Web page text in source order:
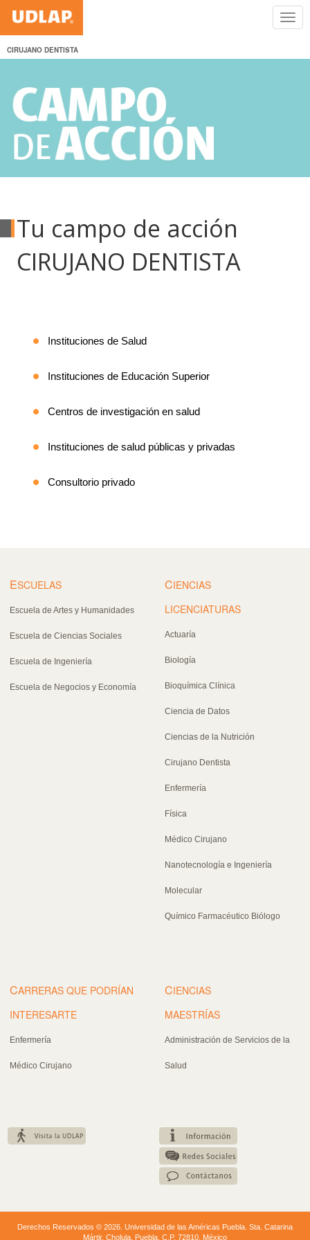
CIRUJANO DENTISTA
Tu campo de acción
CIRUJANO DENTISTA
Instituciones de Salud
Instituciones de Educación Superior
Centros de investigación en salud
Instituciones de salud públicas y privadas
Consultorio privado
ESCUELAS
Escuela de Artes y Humanidades
Escuela de Ciencias Sociales
Escuela de Ingeniería
Escuela de Negocios y Economía
CIENCIAS
LICENCIATURAS
Actuaría
Biología
Bioquímica Clínica
Ciencia de Datos
Ciencias de la Nutrición
Cirujano Dentista
Enfermería
Física
Médico Cirujano
Nanotecnología e Ingeniería
Molecular
Químico Farmacéutico Biólogo
CARRERAS QUE PODRÍAN
INTERESARTE
Enfermería
Médico Cirujano
CIENCIAS
MAESTRÍAS
Administración de Servicios de la
Salud
Derechos Reservados © 2026. Universidad de las Américas Puebla. Sta. Catarina
Mártir. Cholula, Puebla. C.P. 72810. México